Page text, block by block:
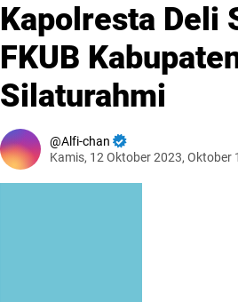
Kapolresta Deli
FKUB
Silaturahmi
Alfi-chan
Kamis, 12 Oktober 2023, Oktober